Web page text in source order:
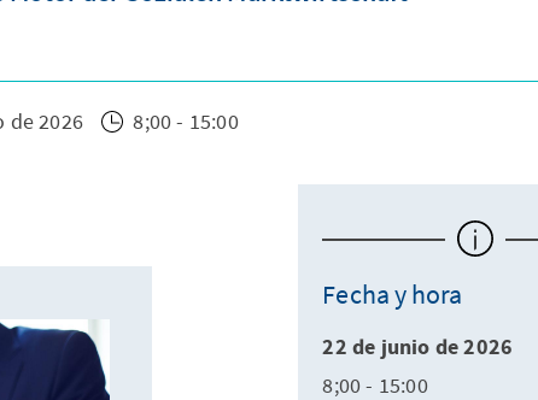
de 2026 8;00 - 15:00
Fecha y hora
22 de junio de 2026
8;00 - 15:00